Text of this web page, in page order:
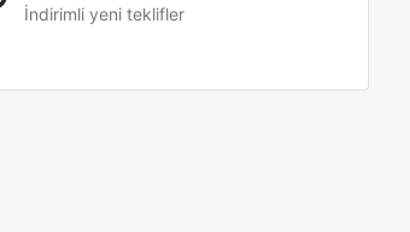
İndirimli yeni teklifler